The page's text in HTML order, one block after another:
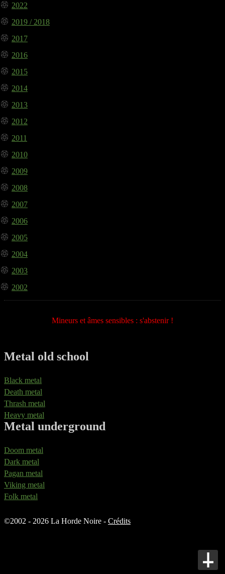
2022
2019 / 2018
2017
2016
2015
2014
2013
2012
2011
2010
2009
2008
2007
2006
2005
2004
2003
2002
Mineurs et âmes sensibles : s'abstenir !
Metal old school
Black metal
Death metal
Thrash metal
Heavy metal
Metal underground
Doom metal
Dark metal
Pagan metal
Viking metal
Folk metal
©2002 - 2026 La Horde Noire - Crédits